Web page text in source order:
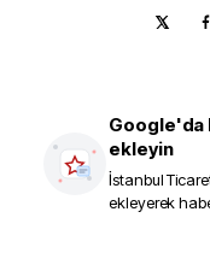
Google'da
ekleyin
İstanbul
ekleyerek